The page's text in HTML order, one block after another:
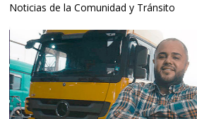
Noticias de la Comunidad y Tránsito